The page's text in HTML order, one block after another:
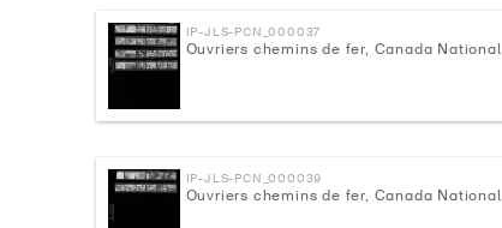
IP-JLS-PCN_000037
Ouvriers chemins de fer, Canada National
IP-JLS-PCN_000039
Ouvriers chemins de fer, Canada National